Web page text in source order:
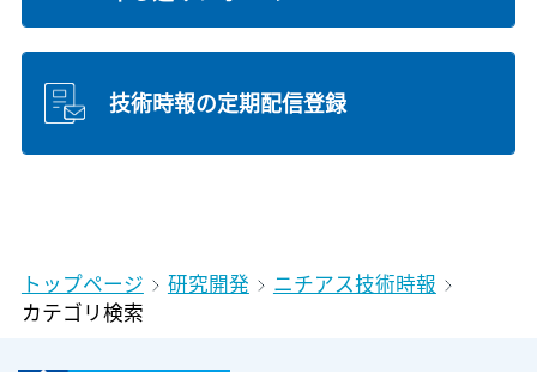
技術時報の定期配信登録
トップページ 研究開発
ニチアス技術時報
カテゴリ検索